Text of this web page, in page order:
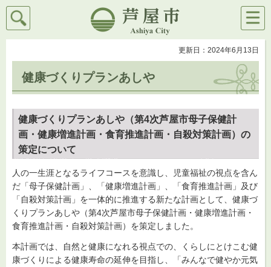
芦屋市
検索
メニ
ュー
更新日：2024年6月13日
健康づくりプランあしや
健康づくりプランあしや（第4次芦屋市母子保健計
画・健康増進計画・食育推進計画・自殺対策計画）の
策定について
人の一生涯となるライフコースを意識し、児童福祉の視点を含ん
だ「母子保健計画」、「健康増進計画」、「食育推進計画」及び
「自殺対策計画」を一体的に推進する新たな計画として、健康づ
くりプランあしや（第4次芦屋市母子保健計画・健康増進計画・
食育推進計画・自殺対策計画）を策定しました。
本計画では、自然と健康になれる視点での、くらしにとけこむ健
康づくりによる健康寿命の延伸を目指し、「みんなで健やか元気